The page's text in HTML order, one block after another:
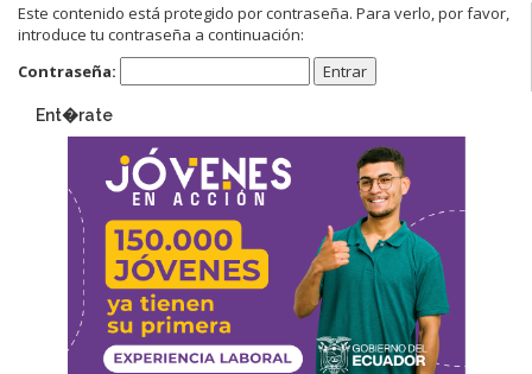
Este contenido está protegido por contraseña. Para verlo, por favor,
introduce tu contraseña a continuación:
Contraseña:
Ent�rate